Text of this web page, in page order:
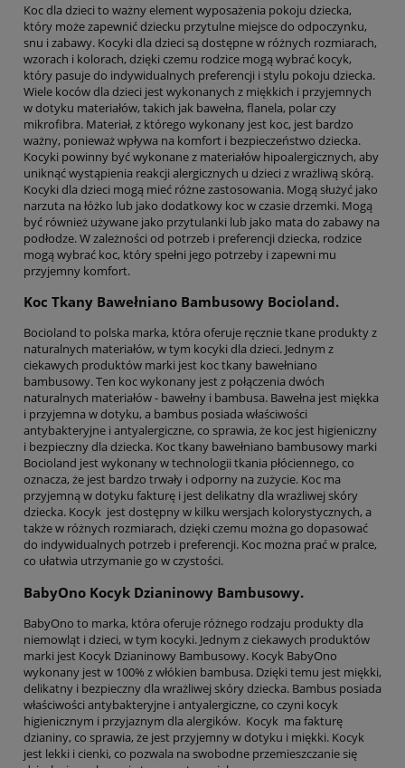
Koc dla dzieci to ważny element wyposażenia pokoju dziecka,
który może zapewnić dziecku przytulne miejsce do odpoczynku,
snu i zabawy. Kocyki dla dzieci są dostępne w różnych rozmiarach,
wzorach i kolorach, dzięki czemu rodzice mogą wybrać kocyk,
który pasuje do indywidualnych preferencji i stylu pokoju dziecka.
Wiele koców dla dzieci jest wykonanych z miękkich i przyjemnych
w dotyku materiałów, takich jak bawełna, flanela, polar czy
mikrofibra. Materiał, z którego wykonany jest koc, jest bardzo
ważny, ponieważ wpływa na komfort i bezpieczeństwo dziecka.
Kocyki powinny być wykonane z materiałów hipoalergicznych, aby
uniknąć wystąpienia reakcji alergicznych u dzieci z wrażliwą skórą.
Kocyki dla dzieci mogą mieć różne zastosowania. Mogą służyć jako
narzuta na łóżko lub jako dodatkowy koc w czasie drzemki. Mogą
być również używane jako przytulanki lub jako mata do zabawy na
podłodze. W zależności od potrzeb i preferencji dziecka, rodzice
mogą wybrać koc, który spełni jego potrzeby i zapewni mu
przyjemny komfort.
Koc Tkany Bawełniano Bambusowy Bocioland.
Bocioland to polska marka, która oferuje ręcznie tkane produkty z
naturalnych materiałów, w tym kocyki dla dzieci. Jednym z
ciekawych produktów marki jest koc tkany bawełniano
bambusowy. Ten koc wykonany jest z połączenia dwóch
naturalnych materiałów - bawełny i bambusa. Bawełna jest miękka
i przyjemna w dotyku, a bambus posiada właściwości
antybakteryjne i antyalergiczne, co sprawia, że koc jest higieniczny
i bezpieczny dla dziecka. Koc tkany bawełniano bambusowy marki
Bocioland jest wykonany w technologii tkania płóciennego, co
oznacza, że jest bardzo trwały i odporny na zużycie. Koc ma
przyjemną w dotyku fakturę i jest delikatny dla wrażliwej skóry
dziecka. Kocyk jest dostępny w kilku wersjach kolorystycznych, a
także w różnych rozmiarach, dzięki czemu można go dopasować
do indywidualnych potrzeb i preferencji. Koc można prać w pralce,
co ułatwia utrzymanie go w czystości.
BabyOno Kocyk Dzianinowy Bambusowy.
BabyOno to marka, która oferuje różnego rodzaju produkty dla
niemowląt i dzieci, w tym kocyki. Jednym z ciekawych produktów
marki jest Kocyk Dzianinowy Bambusowy. Kocyk BabyOno
wykonany jest w 100% z włókien bambusa. Dzięki temu jest miękki,
delikatny i bezpieczny dla wrażliwej skóry dziecka. Bambus posiada
właściwości antybakteryjne i antyalergiczne, co czyni kocyk
higienicznym i przyjaznym dla alergików. Kocyk ma fakturę
dzianiny, co sprawia, że jest przyjemny w dotyku i miękki. Kocyk
jest lekki i cienki, co pozwala na swobodne przemieszczanie się